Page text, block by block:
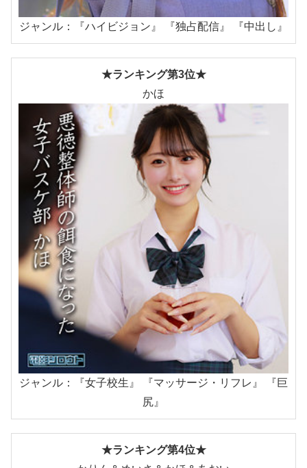
ジャンル：『ハイビジョン』 『独占配信』 『中出し』
★ランキング第3位★
かほ
ジャンル：『女子校生』 『マッサージ・リフレ』 『巨
尻』
★ランキング第4位★